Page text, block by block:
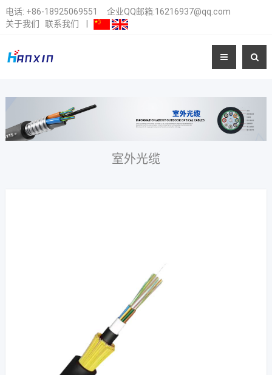
电话: +86-18925069551
企业QQ邮箱:16216937@qq.com
关于我们
联系我们
室外光缆